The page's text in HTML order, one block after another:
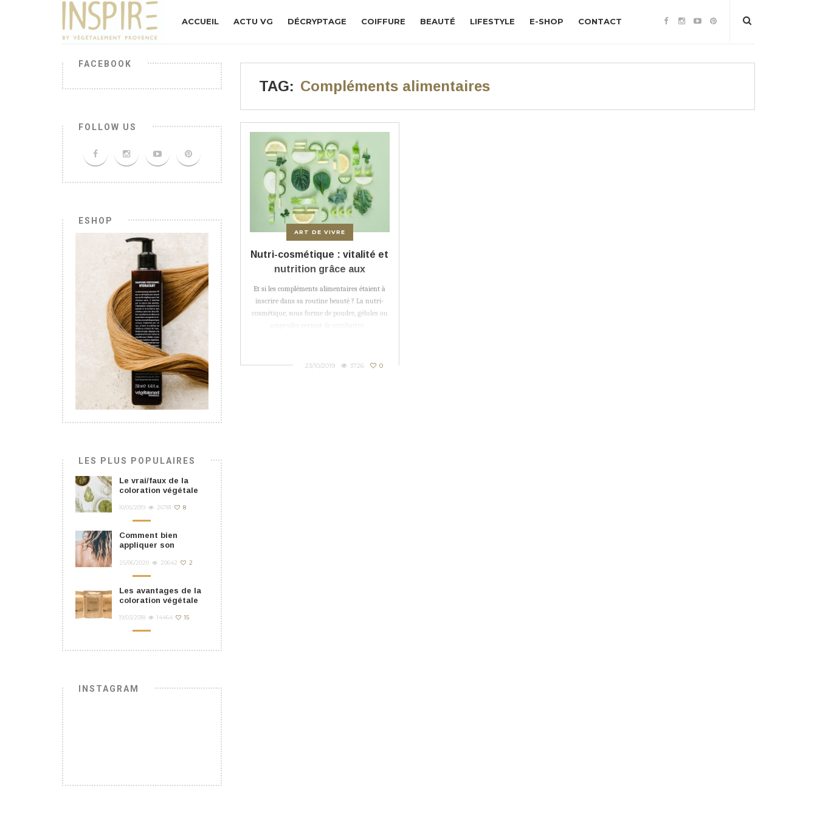
ACCUEIL ACTU VG DÉCRYPTAGE COIFFURE BEAUTÉ LIFESTYLE E-SHOP CONTACT
FACEBOOK
FOLLOW US
ESHOP
LES PLUS POPULAIRES
Le vrai/faux de la
coloration végétale
10/05/2019 26781 8
Comment bien
appliquer son
25/06/2020 20642 2
Les avantages de la
coloration végétale
19/03/2018 14464 15
INSTAGRAM
TAG: Compléments alimentaires
ART DE VIVRE
Nutri-cosmétique : vitalité et
nutrition grâce aux
compléments alimentaires
Et si les compléments alimentaires étaient à
inscrire dans sa routine beauté ? La nutri-
cosmétique, sous forme de poudre, gélules ou
23/10/2019 3726 0